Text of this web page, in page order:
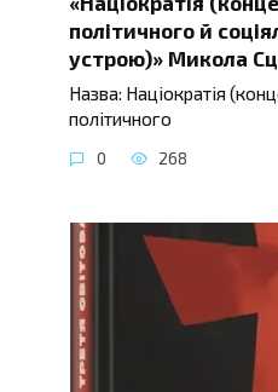
політичного й
устрою)» Микола
Назва: Націократія
політичного
0 268